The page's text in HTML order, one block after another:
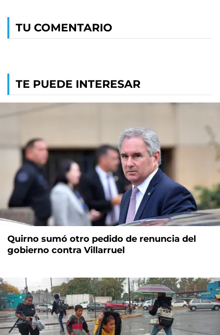
TU COMENTARIO
TE PUEDE INTERESAR
Quirno sumó otro pedido de renuncia del
gobierno contra Villarruel